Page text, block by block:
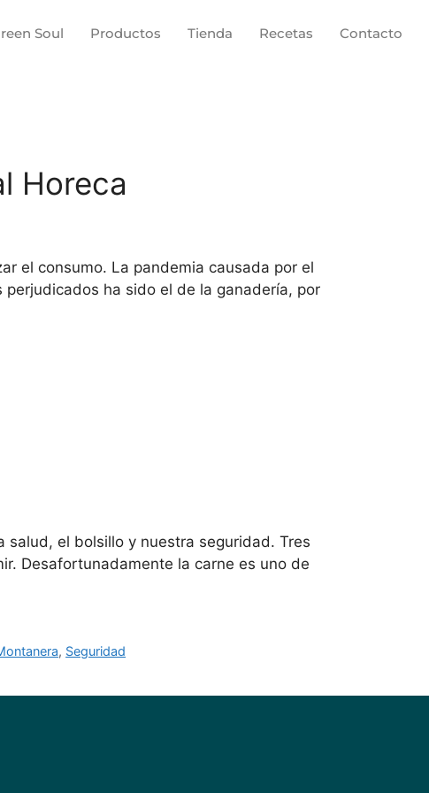
Soul Productos Tienda Recetas Contacto
Horeca
el consumo. La pandemia causada por el
ha sido el de la ganadería, por
salud, el bolsillo y nuestra seguridad. Tres
Desafortunadamente la carne es uno de
, Seguridad